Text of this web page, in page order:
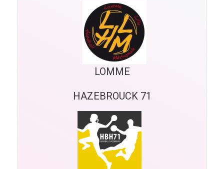
LOMME
HAZEBROUCK 71